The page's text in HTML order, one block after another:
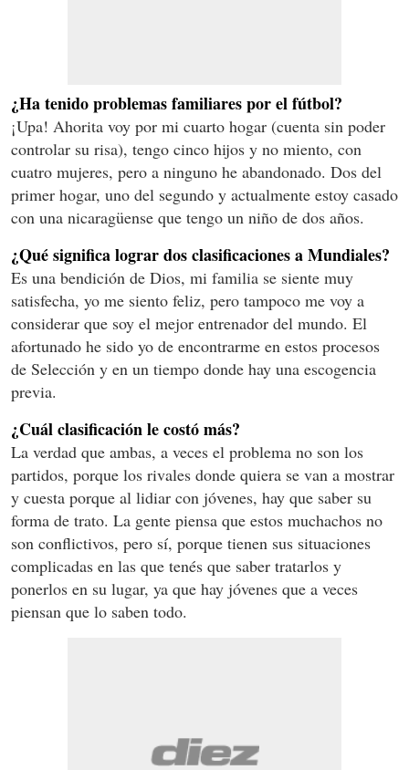
¿Ha tenido problemas familiares por el fútbol?
¡Upa! Ahorita voy por mi cuarto hogar (cuenta sin poder
controlar su risa), tengo cinco hijos y no miento, con
cuatro mujeres, pero a ninguno he abandonado. Dos del
primer hogar, uno del segundo y actualmente estoy casado
con una nicaragüense que tengo un niño de dos años.
¿Qué significa lograr dos clasificaciones a Mundiales?
Es una bendición de Dios, mi familia se siente muy
satisfecha, yo me siento feliz, pero tampoco me voy a
considerar que soy el mejor entrenador del mundo. El
afortunado he sido yo de encontrarme en estos procesos
de Selección y en un tiempo donde hay una escogencia
previa.
¿Cuál clasificación le costó más?
La verdad que ambas, a veces el problema no son los
partidos, porque los rivales donde quiera se van a mostrar
y cuesta porque al lidiar con jóvenes, hay que saber su
forma de trato. La gente piensa que estos muchachos no
son conflictivos, pero sí, porque tienen sus situaciones
complicadas en las que tenés que saber tratarlos y
ponerlos en su lugar, ya que hay jóvenes que a veces
piensan que lo saben todo.